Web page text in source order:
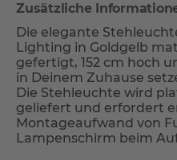
Zusätzliche
Die elegante
Lighting in Goldgelb
gefertigt, 152 cm hoch
in Deinem Zuhause
Die Stehleuchte wird
geliefert und erfordert
Montageaufwand von
Lampenschirm beim